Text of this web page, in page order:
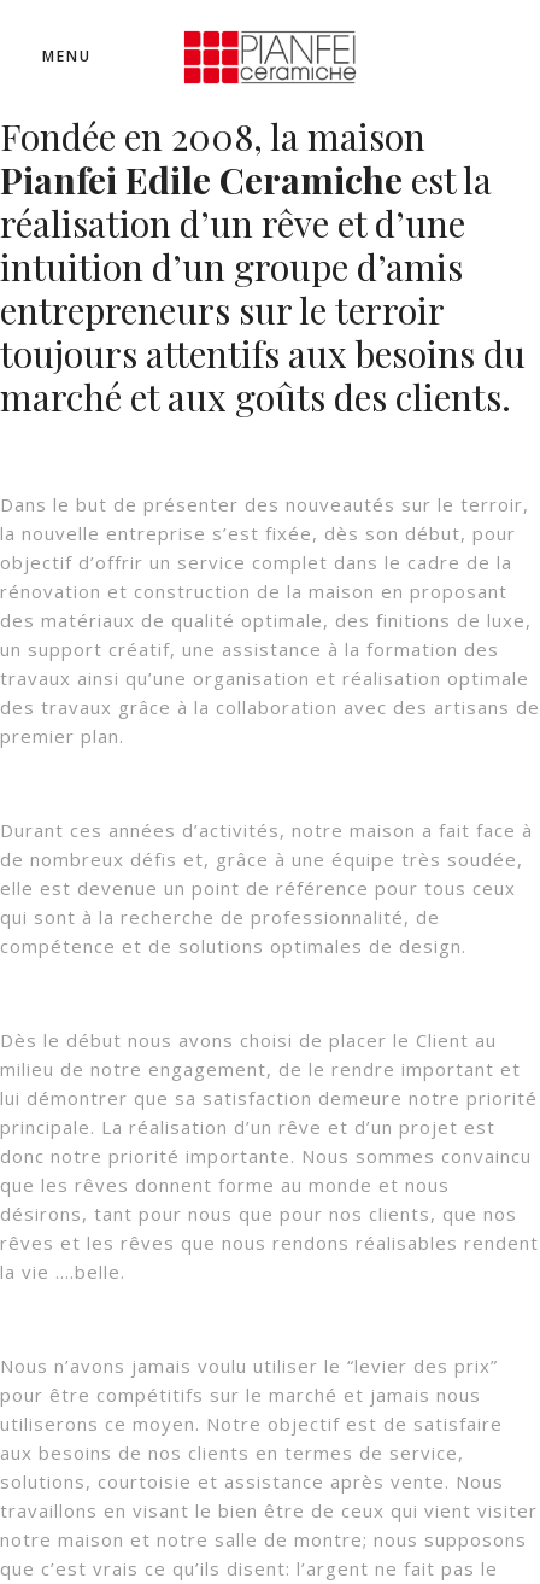
MENU
Fondée en 2008, la maison
Pianfei Edile Ceramiche est la
réalisation d’un rêve et d’une
intuition d’un groupe d’amis
entrepreneurs sur le terroir
toujours attentifs aux besoins du
marché et aux goûts des clients.
Dans le but de présenter des nouveautés sur le terroir,
la nouvelle entreprise s’est fixée, dès son début, pour
objectif d’offrir un service complet dans le cadre de la
rénovation et construction de la maison en proposant
des matériaux de qualité optimale, des finitions de luxe,
un support créatif, une assistance à la formation des
travaux ainsi qu’une organisation et réalisation optimale
des travaux grâce à la collaboration avec des artisans de
premier plan.
Durant ces années d’activités, notre maison a fait face à
de nombreux défis et, grâce à une équipe très soudée,
elle est devenue un point de référence pour tous ceux
qui sont à la recherche de professionnalité, de
compétence et de solutions optimales de design.
Dès le début nous avons choisi de placer le Client au
milieu de notre engagement, de le rendre important et
lui démontrer que sa satisfaction demeure notre priorité
principale. La réalisation d’un rêve et d’un projet est
donc notre priorité importante. Nous sommes convaincu
que les rêves donnent forme au monde et nous
désirons, tant pour nous que pour nos clients, que nos
rêves et les rêves que nous rendons réalisables rendent
la vie ….belle.
Nous n’avons jamais voulu utiliser le “levier des prix”
pour être compétitifs sur le marché et jamais nous
utiliserons ce moyen. Notre objectif est de satisfaire
aux besoins de nos clients en termes de service,
solutions, courtoisie et assistance après vente. Nous
travaillons en visant le bien être de ceux qui vient visiter
notre maison et notre salle de montre; nous supposons
que c’est vrais ce qu’ils disent: l’argent ne fait pas le